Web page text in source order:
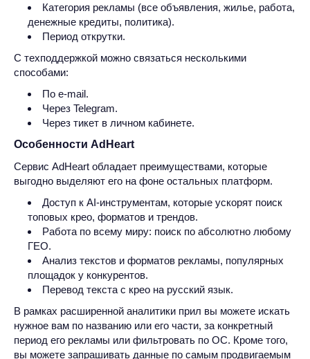
Категория рекламы (все объявления, жилье, работа,
денежные кредиты, политика).
Период открутки.
С техподдержкой можно связаться несколькими
способами:
По e-mail.
Через Telegram.
Через тикет в личном кабинете.
Особенности AdHeart
Сервис AdHeart обладает преимуществами, которые
выгодно выделяют его на фоне остальных платформ.
Доступ к AI-инструментам, которые ускорят поиск
топовых крео, форматов и трендов.
Работа по всему миру: поиск по абсолютно любому
ГЕО.
Анализ текстов и форматов рекламы, популярных
площадок у конкурентов.
Перевод текста с крео на русский язык.
В рамках расширенной аналитики прил вы можете искать
нужное вам по названию или его части, за конкретный
период его рекламы или фильтровать по ОС. Кроме того,
вы можете запрашивать данные по самым продвигаемым